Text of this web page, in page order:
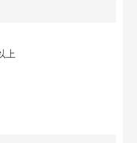
上